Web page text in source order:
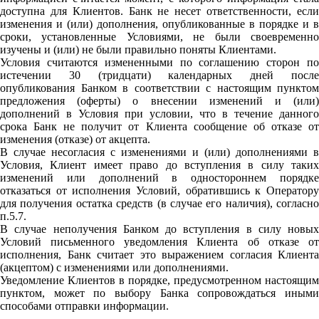
доступна для Клиентов. Банк не несет ответственности, если
изменения и (или) дополнения, опубликованные в порядке и в
сроки, установленные Условиями, не были своевременно
изучены и (или) не были правильно поняты Клиентами.
Условия считаются измененными по соглашению сторон по
истечении 30 (тридцати) календарных дней после
опубликования Банком в соответствии с настоящим пунктом
предложения (оферты) о внесении изменений и (или)
дополнений в Условия при условии, что в течение данного
срока Банк не получит от Клиента сообщение об отказе от
изменения (отказе) от акцепта.
В случае несогласия с изменениями и (или) дополнениями в
Условия, Клиент имеет право до вступления в силу таких
изменений или дополнений в одностороннем порядке
отказаться от исполнения Условий, обратившись к Оператору
для получения остатка средств (в случае его наличия), согласно
п.5.7.
В случае неполучения Банком до вступления в силу новых
Условий письменного уведомления Клиента об отказе от
исполнения, Банк считает это выражением согласия Клиента
(акцептом) с изменениями или дополнениями.
Уведомление Клиентов в порядке, предусмотренном настоящим
пунктом, может по выбору Банка сопровождаться иными
способами отправки информации.